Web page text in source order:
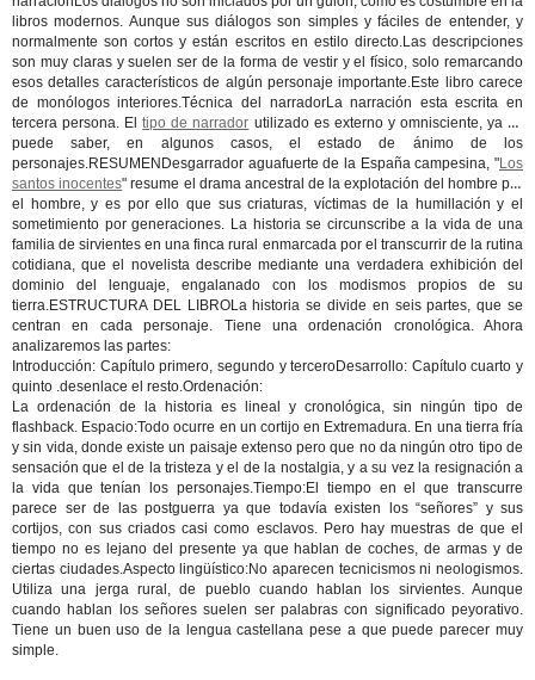
libros modernos. Aunque sus diálogos son simples y fáciles de entender, y
normalmente son cortos y están escritos en estilo directo.Las descripciones
son muy claras y suelen ser de la forma de vestir y el físico, solo remarcando
esos detalles característicos de algún personaje importante.Este libro carece
de monólogos interiores.Técnica del narradorLa narración esta escrita en
tercera persona. Eltipo de narrador utilizado es externo y omnisciente, ya se
puede saber, en algunos casos, el estado de ánimo de los
personajes.RESUMENDesgarrador aguafuerte de la España campesina, "Los
santos inocentes" resume el drama ancestral de la explotación del hombre por
el hombre, y es por ello que sus criaturas, víctimas de la humillación y el
sometimiento por generaciones. La historia se circunscribe a la vida de una
familia de sirvientes en una finca rural enmarcada por el transcurrir de la rutina
cotidiana, que el novelista describe mediante una verdadera exhibición del
dominio del lenguaje, engalanado con los modismos propios de su
tierra.ESTRUCTURA DEL LIBROLa historia se divide en seis partes, que se
centran en cada personaje. Tiene una ordenación cronológica. Ahora
analizaremos las partes:
Introducción: Capítulo primero, segundo y terceroDesarrollo: Capítulo cuarto y
quinto .desenlace el resto.Ordenación:
La ordenación de la historia es lineal y cronológica, sin ningún tipo de
flashback. Espacio:Todo ocurre en un cortijo en Extremadura. En una tierra fría
y sin vida, donde existe un paisaje extenso pero que no da ningún otro tipo de
sensación que el de la tristeza y el de la nostalgia, y a su vez la resignación a
la vida que tenían los personajes.Tiempo:El tiempo en el que transcurre
parece ser de las postguerra ya que todavía existen los “señores” y sus
cortijos, con sus criados casi como esclavos. Pero hay muestras de que el
tiempo no es lejano del presente ya que hablan de coches, de armas y de
ciertas ciudades.Aspecto lingüístico:No aparecen tecnicismos ni neologismos.
Utiliza una jerga rural, de pueblo cuando hablan los sirvientes. Aunque
cuando hablan los señores suelen ser palabras con significado peyorativo.
Tiene un buen uso de la lengua castellana pese a que puede parecer muy
simple.